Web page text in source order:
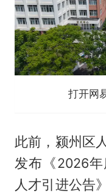
打开网
此前，颍州区
发布《2026
人才引进公告